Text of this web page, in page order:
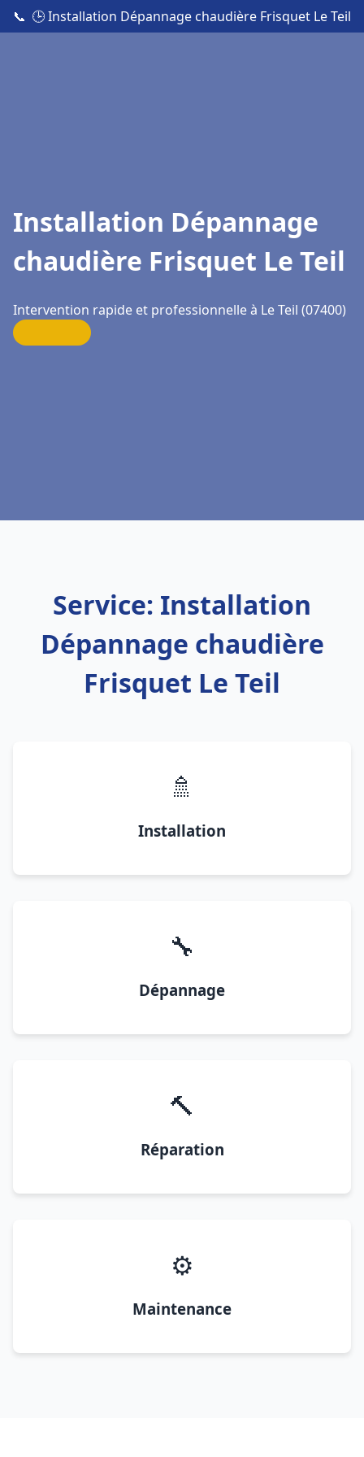
📞 🕒 Installation Dépannage chaudière Frisquet Le Teil
Installation Dépannage
chaudière Frisquet Le Teil
Intervention rapide et professionnelle à Le Teil (07400)
Service: Installation
Dépannage chaudière
Frisquet Le Teil
🚿
Installation
🔧
Dépannage
🔨
Réparation
⚙️
Maintenance